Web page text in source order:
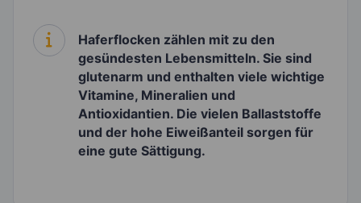
Haferflocken zählen mit zu den
gesündesten Lebensmitteln. Sie sind
glutenarm und enthalten viele wichtige
Vitamine, Mineralien und
Antioxidantien. Die vielen Ballaststoffe
und der hohe Eiweißanteil sorgen für
eine gute Sättigung.